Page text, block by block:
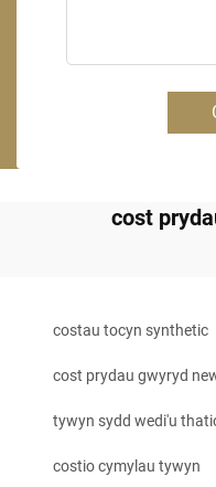
cost
costau tocyn synthetic
cost prydau gwyryd
tywyn sydd wedi'u
costio cymylau tywyn